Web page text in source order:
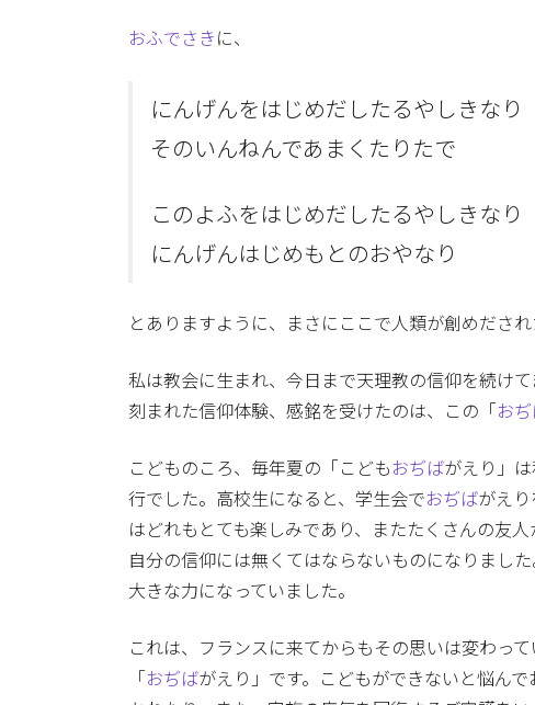
おふでさき に、
にんげんをはじめだしたるやしきなり
そのいんねんであまくたりたで
このよふをはじめだしたるやしきなり
にんげんはじめもとのおやなり
とありますように、まさにここで人類が創めださ
私は教会に生まれ、今日まで天理教の信仰を続け
刻まれた信仰体験、感銘を受けたのは、この「 お
こどものころ、毎年夏の「こども おぢばがえり」
行でした。高校生になると、学生会でおぢばがえ
はどれもとても楽しみであり、またたくさんの友
自分の信仰には無くてはならないものになりまし
大きな力になっていました。
これは、フランスに来てからもその思いは変わって
「 おぢばがえり」です。こどもができないと悩んで